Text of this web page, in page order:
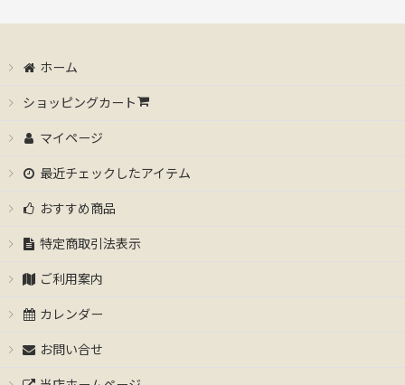
ホーム
ショッピングカート
マイページ
最近チェックしたアイテム
おすすめ商品
特定商取引法表示
ご利用案内
カレンダー
お問い合せ